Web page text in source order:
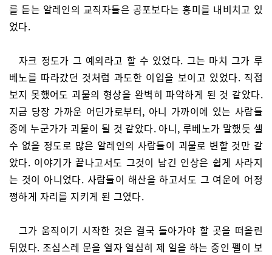
를 듣는 알레인의 교직자들은 공포보다는 흥미를 내비치고 있
었다.
자크 정도가 그 예외라고 할 수 있었다. 그는 마치 그가 루
베노를 따라갔던 것처럼 과도한 이입을 보이고 있었다. 직접
보지 못했어도 괴물의 형상을 완벽히 파악하게 된 것 같았다.
지금 당장 가까운 어딘가로부터, 아니 가까이에 있는 사람들
중에 누군가가 괴물이 될 것 같았다. 아니, 루베노가 말했듯 셀
수 없을 정도로 많은 알레인의 사람들이 괴물로 변할 것만 같
았다. 이야기가 끝나고서도 그것이 남긴 인상은 쉽게 사라지
는 것이 아니었다. 사람들이 해산을 하고서도 그 여운에 어정
쩡하게 자리를 지키게 된 그였다.
그가 움직이기 시작한 것은 결국 돌아가야 할 곳을 떠올린
뒤였다. 조심스레 문을 열자 열심히 제 일을 하는 중인 펠이 보